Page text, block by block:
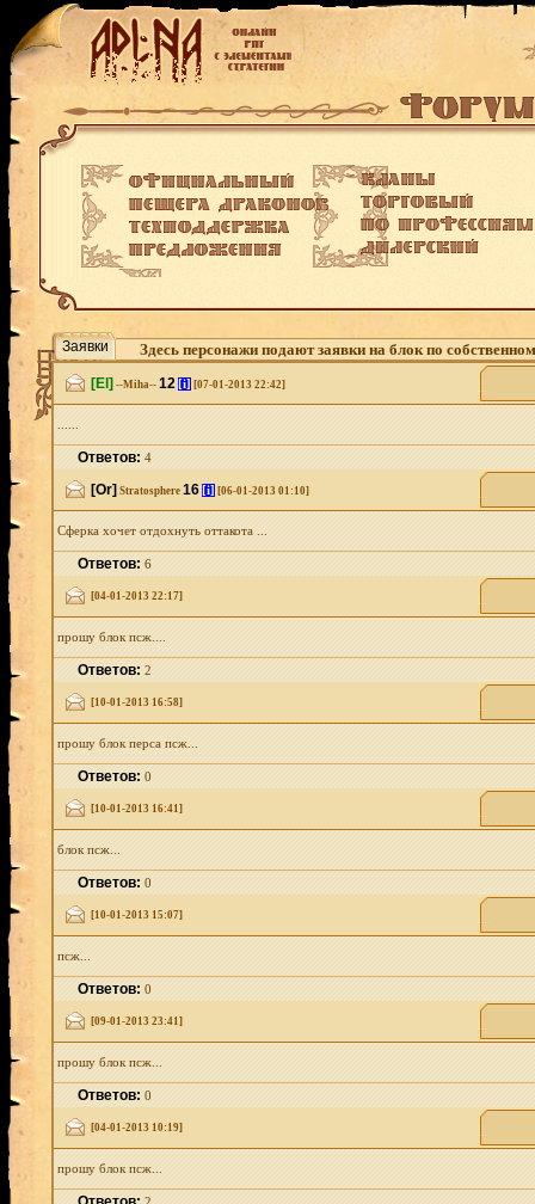
Заявки Здесь персонажи подают заявки на блок по
[El] --Miha-- 12 [i] [07-01-2013 22:42]
......
Ответов:4
[Or] Stratosphere 16 [i] [06-01-2013 01:10]
Сферка хочет отдохнуть оттакота ...
Ответов:6
[04-01-2013 22:17]
прошу блок псж....
Ответов:2
[10-01-2013 16:58]
прошу блок перса псж...
Ответов:0
[10-01-2013 16:41]
блок псж...
Ответов:0
[10-01-2013 15:07]
псж...
Ответов:0
[09-01-2013 23:41]
прошу блок псж...
Ответов:0
[04-01-2013 10:19]
прошу блок псж...